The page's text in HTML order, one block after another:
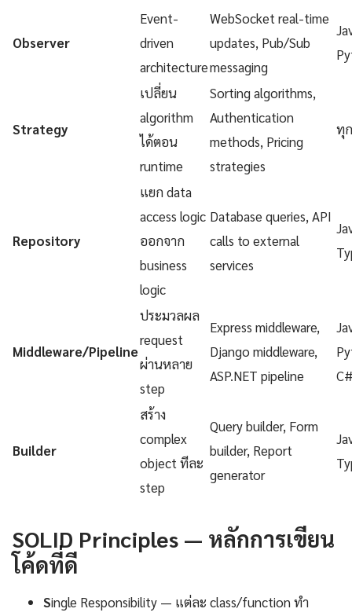
Observer
Event-
driven
architecture
WebSocket real-time
updates, Pub/Sub
messaging
Strategy
เปลี่ยน
algorithm
ได้ตอน
runtime
Sorting algorithms,
Authentication
methods, Pricing
strategies
ทุ
Repository
แยก data
access logic
ออกจาก
business
logic
Database queries, API
calls to external
services
Middleware/Pipeline
ประมวลผล
request
ผ่านหลาย
step
Express middleware,
Django middleware,
ASP.NET pipeline
Builder
สร้าง
complex
object ทีละ
step
Query builder, Form
builder, Report
generator
SOLID Principles — หลักการเขียน
โค้ดที่ดี
Single Responsibility — แต่ละ class/function ทำ